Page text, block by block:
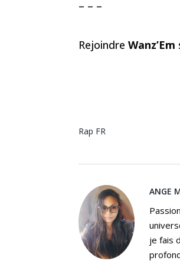
– – –
Rejoindre Wanz’Em
Rap FR
ANGE
je fais